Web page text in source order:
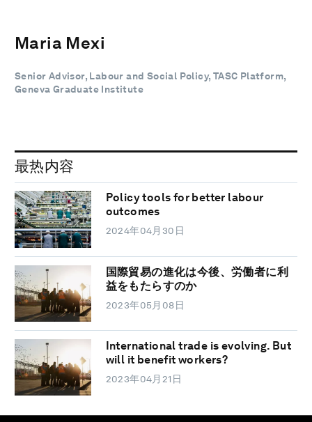
Maria Mexi
Senior Advisor, Labour and Social Policy, TASC Platform,
Geneva Graduate Institute
最热内容
Policy tools for better labour
outcomes
2024年04月30日
国際貿易の進化は今後、労働者に利
益をもたらすのか
2023年05月08日
International trade is evolving. But
will it benefit workers?
2023年04月21日